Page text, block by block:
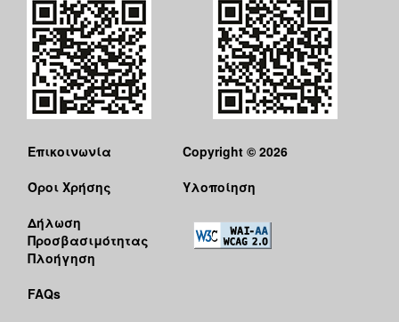
Επικοινωνία
Όροι Χρήσης
Δήλωση
Προσβασιμότητας
Πλοήγηση
FAQs
Copyright © 2026
Υλοποίηση